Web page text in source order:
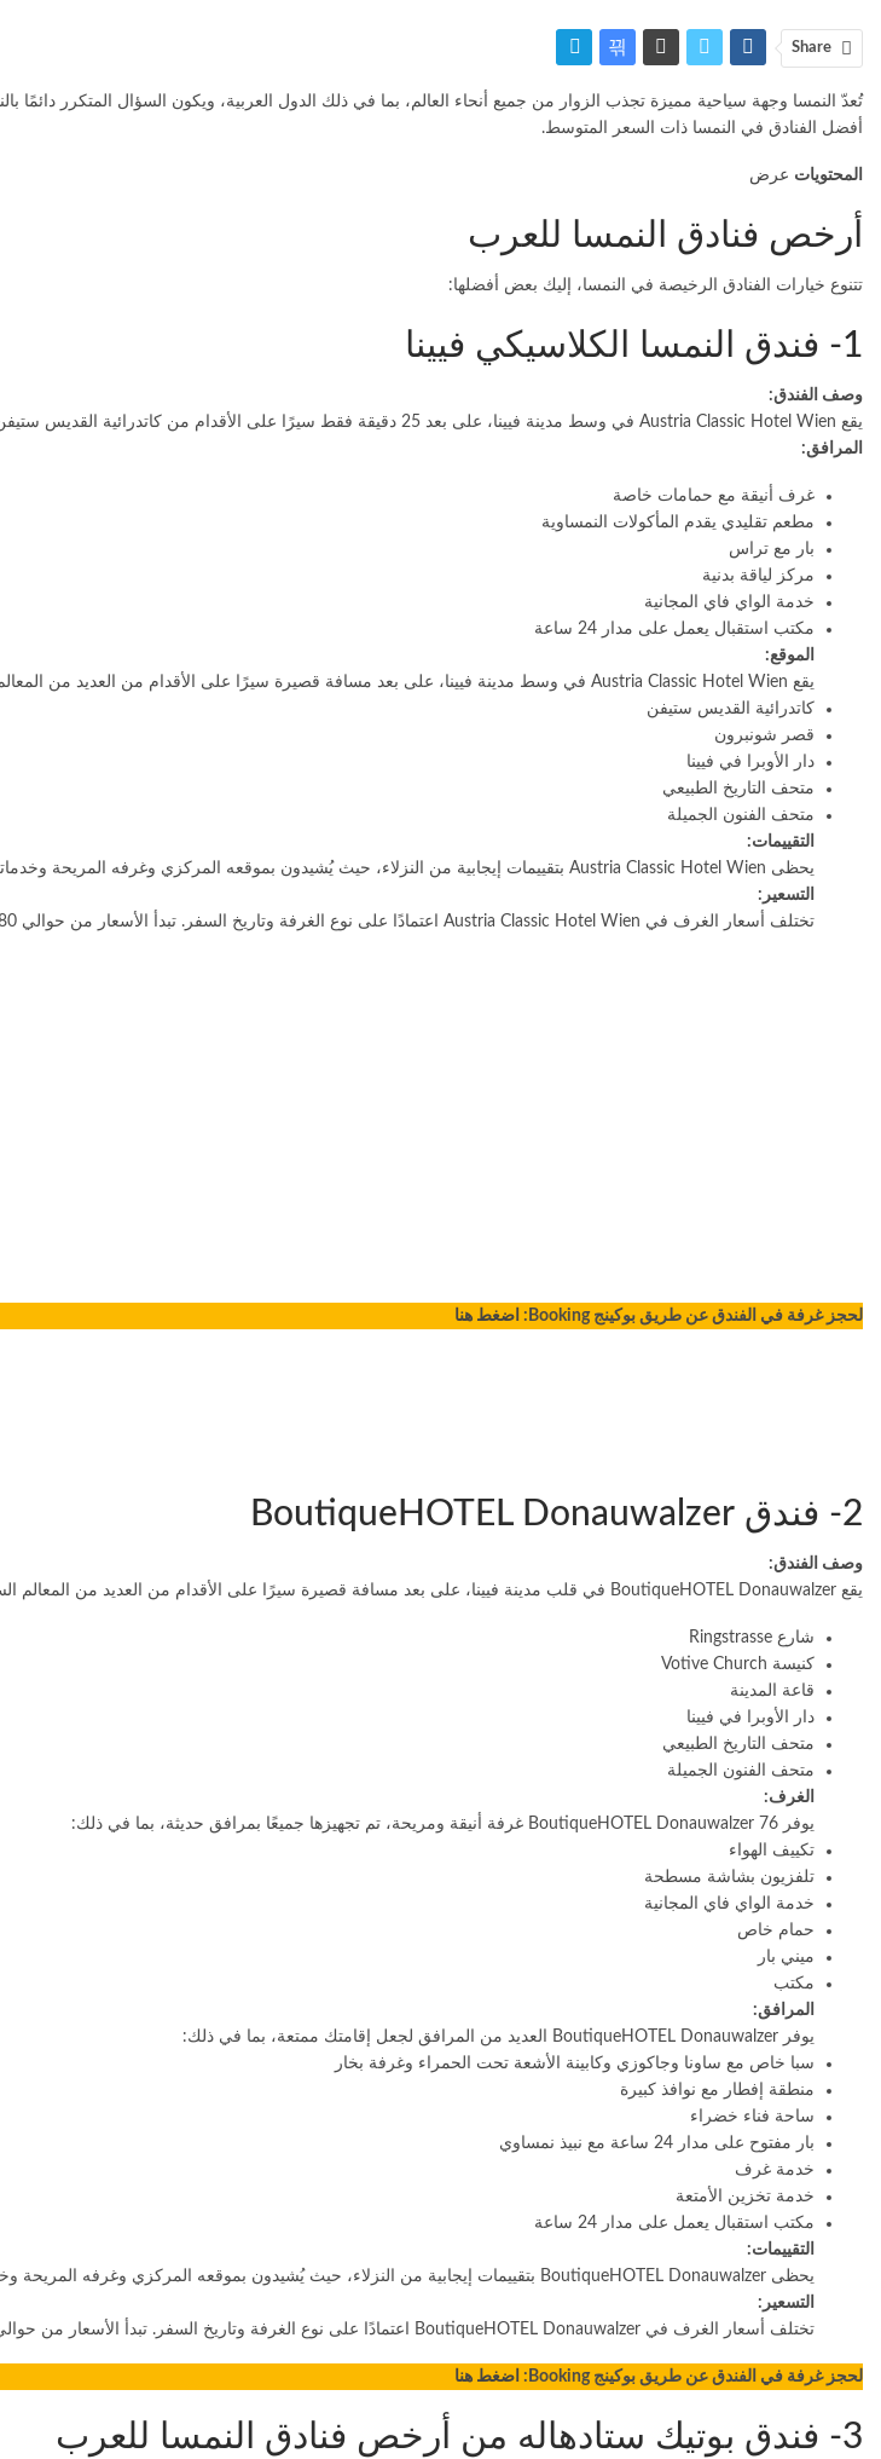
Share
تُعدّ النمسا وجهة سياحية مميزة تجذب الزوار من جميع أنحاء العالم، بما في ذلك الدول العربية، ويكون السؤال المتكرر
أفضل الفنادق في النمسا ذات السعر المتوسط.
المحتويات عرض
أرخص فنادق النمسا للعرب
تتنوع خيارات الفنادق الرخيصة في النمسا، إليك بعض أفضلها:
1- فندق النمسا الكلاسيكي فيينا
وصف الفندق:
يقع Austria Classic Hotel Wien في وسط مدينة فيينا، على بعد 25 دقيقة فقط سيرًا على الأقدام من كاتدرائية القديس ستيفن، ويوفر غرفًا أنيقة ومطعمًا تقليديًا وبارًا.
المرافق:
غرف أنيقة مع حمامات خاصة
مطعم تقليدي يقدم المأكولات النمساوية
بار مع تراس
مركز لياقة بدنية
خدمة الواي فاي المجانية
مكتب استقبال يعمل على مدار 24 ساعة
الموقع:
يقع Austria Classic Hotel Wien في وسط مدينة فيينا، على بعد مسافة قصيرة سيرًا على الأقدام من العديد من المعالم السياحية، بما في ذلك:
كاتدرائية القديس ستيفن
قصر شونبرون
دار الأوبرا في فيينا
متحف التاريخ الطبيعي
متحف الفنون الجميلة
التقييمات:
يحظى Austria Classic Hotel Wien بتقييمات إيجابية من النزلاء، حيث يُشيدون بموقعه المركزي وغرفه المريحة وخدماته الممتازة.
التسعير:
تختلف أسعار الغرف في Austria Classic Hotel Wien اعتمادًا على نوع الغرفة وتاريخ السفر. تبدأ الأسعار من حوالي 80 يورو لليلة.
لحجز غرفة في الفندق عن طريق بوكينج Booking: اضغط هنا
2- فندق BoutiqueHOTEL Donauwalzer
وصف الفندق:
يقع BoutiqueHOTEL Donauwalzer في قلب مدينة فيينا، على بعد مسافة قصيرة سيرًا على الأقدام من العديد من المعالم السياحية، بما في ذلك:
شارع Ringstrasse
كنيسة Votive Church
قاعة المدينة
دار الأوبرا في فيينا
متحف التاريخ الطبيعي
متحف الفنون الجميلة
الغرف:
يوفر BoutiqueHOTEL Donauwalzer 76 غرفة أنيقة ومريحة، تم تجهيزها جميعًا بمرافق حديثة، بما في ذلك:
تكييف الهواء
تلفزيون بشاشة مسطحة
خدمة الواي فاي المجانية
حمام خاص
ميني بار
مكتب
المرافق:
يوفر BoutiqueHOTEL Donauwalzer العديد من المرافق لجعل إقامتك ممتعة، بما في ذلك:
سبا خاص مع ساونا وجاكوزي وكابينة الأشعة تحت الحمراء وغرفة بخار
منطقة إفطار مع نوافذ كبيرة
ساحة فناء خضراء
بار مفتوح على مدار 24 ساعة مع نبيذ نمساوي
خدمة غرف
خدمة تخزين الأمتعة
مكتب استقبال يعمل على مدار 24 ساعة
التقييمات:
يحظى BoutiqueHOTEL Donauwalzer بتقييمات إيجابية من النزلاء، حيث يُشيدون بموقعه المركزي وغرفه المريحة وخدماته الممتازة.
التسعير:
تختلف أسعار الغرف في BoutiqueHOTEL Donauwalzer اعتمادًا على نوع الغرفة وتاريخ السفر. تبدأ الأسعار من حوالي 100 يورو لليلة.
لحجز غرفة في الفندق عن طريق بوكينج Booking: اضغط هنا
3- فندق بوتيك ستادهاله من أرخص فنادق النمسا للعرب